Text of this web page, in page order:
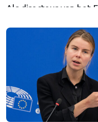
Als directeur van het
ook nieuwe
zo’n emotionele